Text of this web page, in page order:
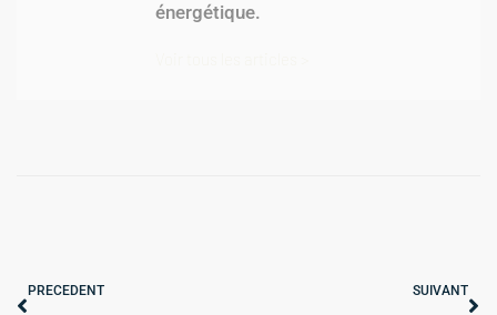
énergétique.
PRECEDENT SUIVANT